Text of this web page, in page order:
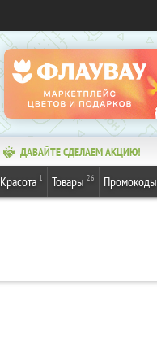
ДАВАЙТЕ СДЕЛАЕМ АКЦИЮ!
Красота 1 Товары 26 Промокоды